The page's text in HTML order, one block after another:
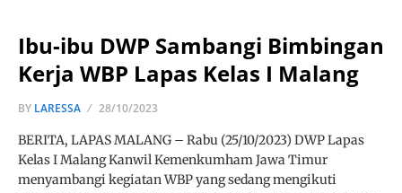
Ibu-ibu DWP Sambangi Bimbingan
Kerja WBP Lapas Kelas I Malang
BY LARESSA 28/10/2023
BERITA, LAPAS MALANG – Rabu (25/10/2023) DWP Lapas
Kelas I Malang Kanwil Kemenkumham Jawa Timur
menyambangi kegiatan WBP yang sedang mengikuti